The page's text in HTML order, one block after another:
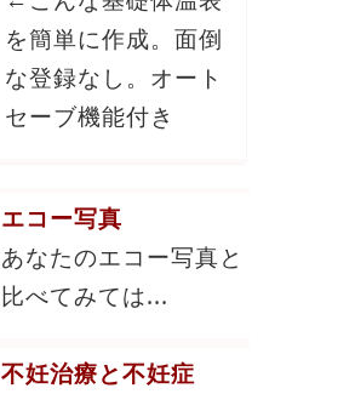
を簡単に作成。面倒
な登録なし。オート
セーブ機能付き
エコー写真
あなたのエコー写真と
比べてみては...
不妊治療と不妊症